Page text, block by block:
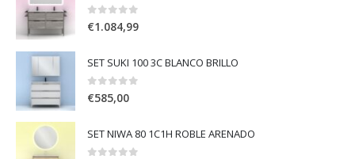
0 out of 5
€1.084,99
SET SUKI 100 3C BLANCO BRILLO
0out of 5
€585,00
SET NIWA 80 1C1H ROBLE ARENADO